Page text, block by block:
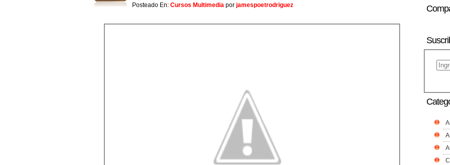
Posteado En: Cursos Multimedia por jamespoetrodriguez